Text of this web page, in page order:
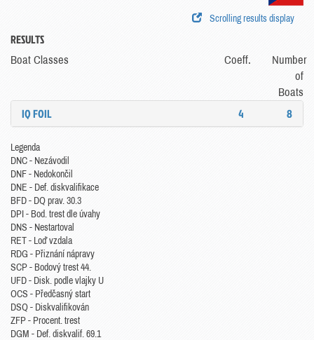
Scrolling results display
RESULTS
Boat Classes Coeff.
Number
of
Boats
IQ FOIL 4 8
Legenda
DNC - Nezávodil
DNF - Nedokončil
DNE - Def. diskvalifikace
BFD - DQ prav. 30.3
DPI - Bod. trest dle úvahy
DNS - Nestartoval
RET - Loď vzdala
RDG - Přiznání nápravy
SCP - Bodový trest 44.
UFD - Disk. podle vlajky U
OCS - Předčasný start
DSQ - Diskvalifikován
ZFP - Procent. trest
DGM - Def. diskvalif. 69.1